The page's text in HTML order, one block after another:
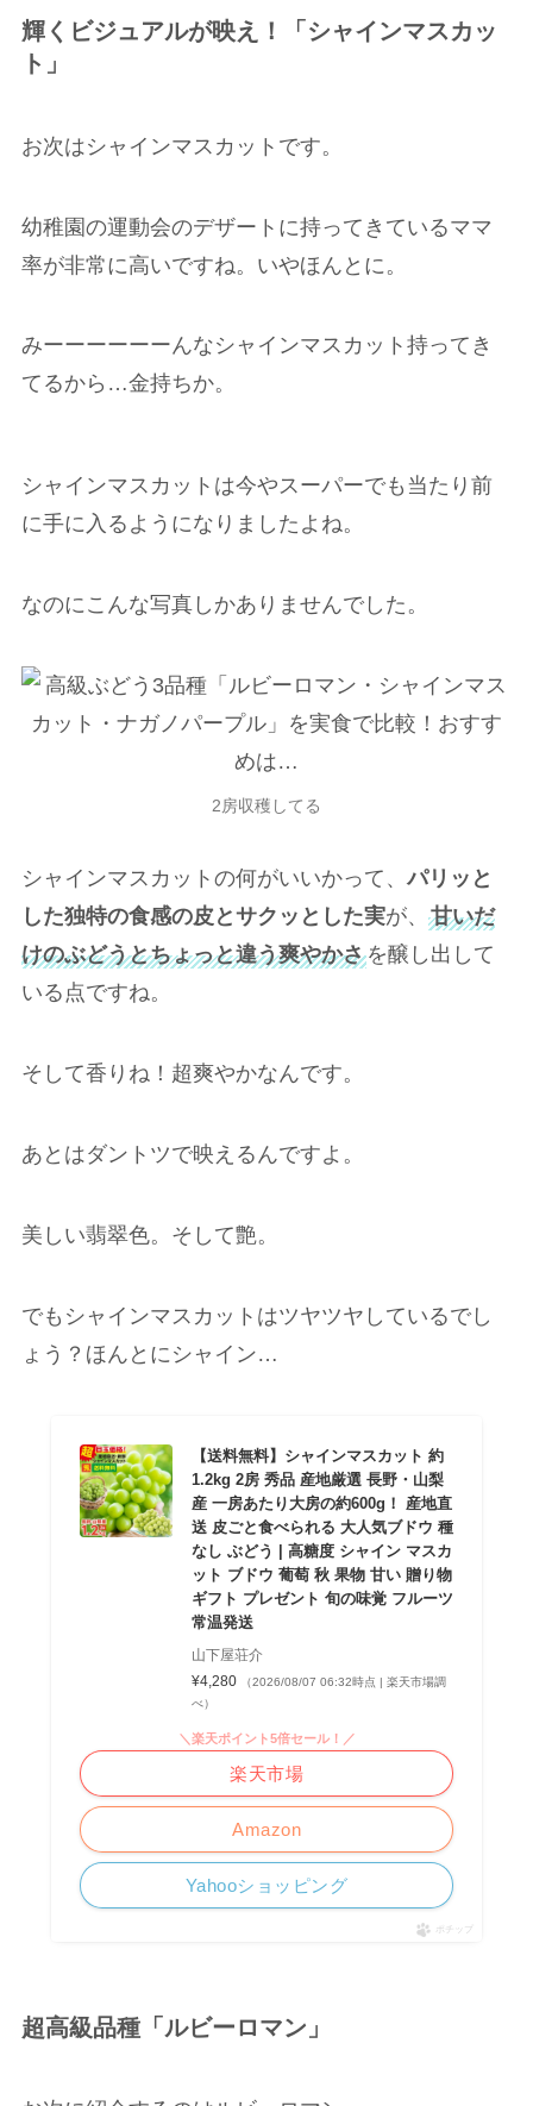
輝くビジュアルが映え！「シャインマスカッ
ト」
お次はシャインマスカットです。
幼稚園の運動会のデザートに持ってきているママ
率が非常に高いですね。いやほんとに。
みーーーーーーんなシャインマスカット持ってき
てるから…金持ちか。
シャインマスカットは今やスーパーでも当たり前
に手に入るようになりましたよね。
なのにこんな写真しかありませんでした。
2房収穫してる
シャインマスカットの何がいいかって、パリッと
した独特の食感の皮とサクッとした実が、 甘いだ
けのぶどうとちょっと違う爽やかさを醸し出して
いる 点ですね。
そして香りね！超爽やかなんです。
あとはダントツで映えるんですよ。
美しい翡翠色。そして艶。
でもシャインマスカットはツヤツヤしているでし
ょう？ほんとにシャイン…
【送料無料】シャインマスカット 約
1.2kg 2房 秀品 産地厳選 長野・山梨
産 一房あたり大房の約600g！ 産地直
送 皮ごと食べられる 大人気ブドウ 種
なし ぶどう | 高糖度 シャイン マスカ
ット ブドウ 葡萄 秋 果物 甘い 贈り物
ギフト プレゼント 旬の味覚 フルーツ
常温発送
山下屋荘介
¥4,280
（2026/08/07 06:32時点 | 楽天市場調
べ）
Amazon
＼楽天ポイント5倍セール！／
楽天市場
Yahooショッピング
ポチップ
超高級品種「ルビーロマン」